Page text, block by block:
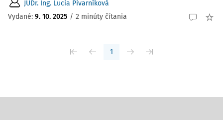
JUDr. Ing. Lucia Pivarníková
Vydané: 9. 10. 2025 / 2 minúty čítania
1